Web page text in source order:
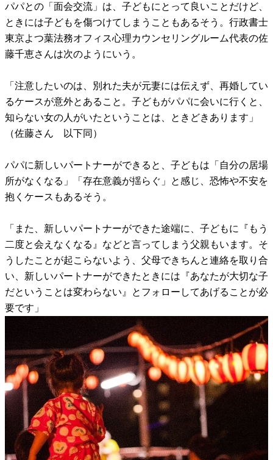
パパとの「面会交流」は、子どもにとって良いことだけど、
ときには子どもを傷つけてしまうこともあるそう。行政書士
東京よつ葉法務オフィス心理カウンセリングルーム代表の佐
藤千恵さんは次のようにいう。
「注意したいのは、別れた夫が元妻には伝えず、再婚してい
るケースが意外とあること。子どもがパパに会いに行くと、
知らない女の人がいたということは、ときどきあります」
（佐藤さん 以下同）
パパに新しいパートナーができると、子どもは「自分の居場
所がなくなる」「存在意義が揺らぐ」と感じ、恐怖や不安を
抱くケースもあるそう。
「また、新しいパートナーができた途端に、子どもに『もう
二度と会えなくなる』などと言ってしまう父親もいます。そ
うしたことが起こらないよう、父母できちんと連絡を取り合
い、新しいパートナーができたときには『あなたが大切な子
だということは変わらない』とフォローしてあげることが必
要です」